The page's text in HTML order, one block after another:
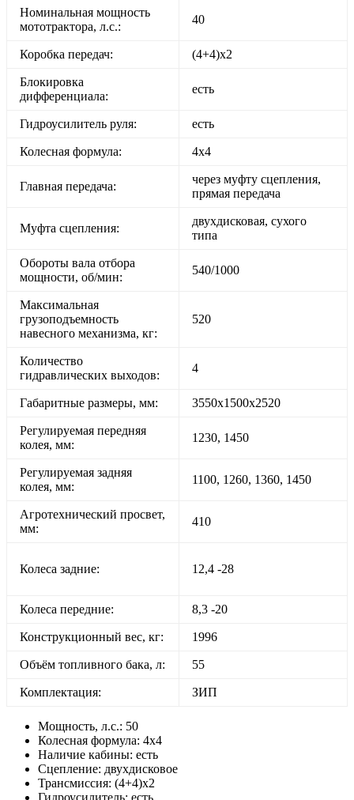
Номинальная мощность
мототрактора, л.с.:
40
Коробка передач: (4+4)х2
Блокировка
дифференциала:
есть
Гидроусилитель руля: есть
Колесная формула: 4х4
Главная передача:
через муфту сцепления,
прямая передача
Муфта сцепления:
двухдисковая, сухого
типа
Обороты вала отбора
мощности, об/мин:
540/1000
Максимальная
грузоподъемность
навесного механизма, кг:
520
Количество
гидравлических выходов:
4
Габаритные размеры, мм: 3550x1500x2520
Регулируемая передняя
колея, мм:
1230, 1450
Регулируемая задняя
колея, мм:
1100, 1260, 1360, 1450
Агротехнический просвет,
мм:
410
Колеса задние: 12,4 -28
Колеса передние: 8,3 -20
Конструкционный вес, кг: 1996
Объём топливного бака, л: 55
Комплектация: ЗИП
Мощность, л.с.: 50
Колесная формула: 4х4
Наличие кабины: есть
Сцепление: двухдисковое
Трансмиссия: (4+4)х2
Гидроусилитель: есть